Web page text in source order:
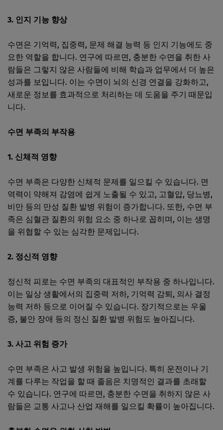
3. 인지 기능 향상
수면은 기억력, 집중력, 문제 해결 능력 등 인지 기능에도 중
요한 역할을 합니다. 연구에 따르면, 충분한 수면을 취한 사
람들은 그렇지 않은 사람들에 비해 학습과 업무에서 더 높은
성과를 보입니다. 이는 수면이 뇌의 신경 연결을 강화하고,
새로운 정보를 효과적으로 처리하는 데 도움을 주기 때문입
니다.
수면 부족의 부작용
1. 신체적 영향
수면 부족은 다양한 신체적 문제를 일으킬 수 있습니다. 면
역력이 약해져 감염에 쉽게 노출될 수 있고, 고혈압, 당뇨병,
비만 등의 만성 질환 발병 위험이 증가합니다. 또한, 수면 부
족은 심혈관 질환의 위험 요소 중 하나로 꼽히며, 이는 생명
을 위협할 수 있는 심각한 문제입니다.
2. 정신적 영향
정신적 피로는 수면 부족의 대표적인 부작용 중 하나입니다.
이는 일상 생활에서의 집중력 저하, 기억력 감퇴, 의사 결정
능력 저하 등으로 이어질 수 있습니다. 장기적으로는 우울
증, 불안 장애 등의 정신 질환 발병 위험도 높아집니다.
3. 사고 위험 증가
수면 부족은 사고 발생 위험을 높입니다. 특히 운전이나 기
계를 다루는 작업을 할 때 졸음은 치명적인 결과를 초래할
수 있습니다. 연구에 따르면, 충분한 수면을 취하지 않은 사
람들은 교통 사고나 산업 재해를 일으킬 확률이 높아집니다.